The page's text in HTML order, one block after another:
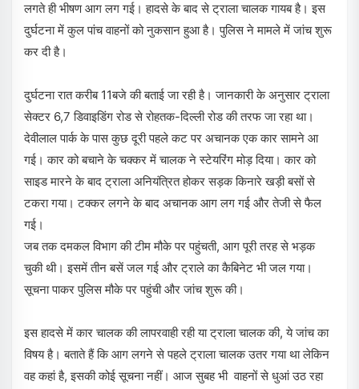
लगते ही भीषण आग लग गई। हादसे के बाद से ट्राला चालक गायब है। इस
दुर्घटना में कुल पांच वाहनों को नुकसान हुआ है। पुलिस ने मामले में जांच शुरू
कर दी है।
दुर्घटना रात करीब 11बजे की बताई जा रही है। जानकारी के अनुसार ट्राला
सेक्टर 6,7 डिवाइडिंग रोड से रोहतक-दिल्ली रोड की तरफ जा रहा था।
देवीलाल पार्क के पास कुछ दूरी पहले कट पर अचानक एक कार सामने आ
गई। कार को बचाने के चक्कर में चालक ने स्टेयरिंग मोड़ दिया। कार को
साइड मारने के बाद ट्राला अनियंत्रित होकर सड़क किनारे खड़ी बसों से
टकरा गया। टक्कर लगने के बाद अचानक आग लग गई और तेजी से फैल
गई।
जब तक दमकल विभाग की टीम मौके पर पहुंचती, आग पूरी तरह से भड़क
चुकी थी। इसमें तीन बसें जल गई और ट्राले का कैबिनेट भी जल गया।
सूचना पाकर पुलिस मौके पर पहुंची और जांच शुरू की।
इस हादसे में कार चालक की लापरवाही रही या ट्राला चालक की, ये जांच का
विषय है। बताते हैं कि आग लगने से पहले ट्राला चालक उतर गया था लेकिन
वह कहां है, इसकी कोई सूचना नहीं। आज सुबह भी वाहनों से धुआं उठ रहा